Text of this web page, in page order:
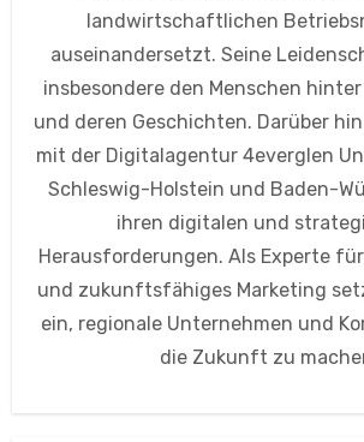
landwirtschaftlichen
auseinandersetzt. Seine
insbesondere den Menschen
und deren Geschichten. Darüber
mit der Digitalagentur 4everglen
Schleswig-Holstein und Baden-
ihren digitalen und
Herausforderungen. Als Experte
und zukunftsfähiges Marketing
ein, regionale Unternehmen und
die Zukunft zu